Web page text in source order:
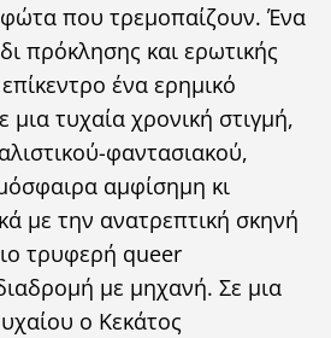
που τρεμοπαίζουν. Ένα
πρόκλησης και ερωτικής
ένα ερημικό
μια τυχαία χρονική στιγμή,
φαντασιακού,
αμφίσημη κι
με την ανατρεπτική σκηνή
τρυφερή queer
με μηχανή. Σε μια
ο Κεκάτος